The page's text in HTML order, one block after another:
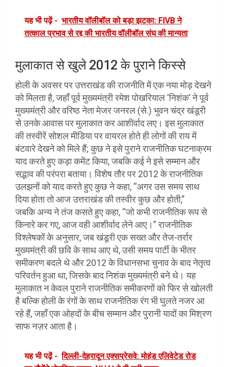
यह भी पढ़ें - भारतीय वॉलीबॉल को बड़ा झटका: FIVB ने
तत्काल प्रभाव से रद्द की भारतीय वॉलीबॉल संघ की मान्यता
मुलाकात से खुले 2012 के पुराने किस्से
होली के अवसर पर उत्तराखंड की राजनीति में एक नया मोड़ देखने
को मिलता है, जहाँ पूर्व मुख्यमंत्री रमेश पोखरियाल ‘निशंक’ ने पूर्व
मुख्यमंत्री और वरिष्ठ नेता मेजर जनरल (से.) भुवन चंद्र खंडूरी
से उनके आवास पर मुलाकात कर आशीर्वाद लए। इस मुलाकात
की तस्वीरें सोशल मीडिया पर वायरल होते ही लोगों की राय में
बंटवारे देखने को मिले हैं; कुछ ने इसे पुराने राजनीतिक घटनाक्रम
याद करते हुए कड़ा कमेंट किया, जबकि कई ने इसे सम्मान और
सद्भाव की परंपरा बताया। विशेष तौर पर 2012 के राजनीतिक
उलझनों को याद करते हुए कुछ ने कहा, “अगर उस समय साथ
दिया होता तो आज उत्तराखंड की तस्वीर कुछ और होती,”
जबकि अन्य ने तंज कसते हुए कहा, “जो कभी राजनीतिक रूप से
किनारे कर गए, आज वही आशीर्वाद लेने आए।” राजनीतिक
विश्लेषकों के अनुसार, जब खंडूरी एक सख्त और तेज-तर्रार
मुख्यमंत्री की छवि के साथ आए थे, उसी समय पार्टी के भीतर
समीकरण बदले थे और 2012 के विधानसभा चुनाव के बाद नेतृत्व
परिवर्तन हुआ था, जिसके बाद निशंक मुख्यमंत्री बने थे। यह
मुलाकात न केवल पुराने राजनीतिक समीकरणों को फिर से खोलती
है बल्कि होली के रंगों के साथ राजनीतिक रंग भी घुलते नजर आ
रहे हैं, जहाँ एक ओहदों के बीच सम्मान और पुरानी यादों का मिश्रण
साफ नज़र आता है।
यह भी पढ़ें - दिल्ली-देहरादून एक्सप्रेसवे: मोहंड एलिवेटेड रोड